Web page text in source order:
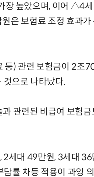
장 높았으며, 이어 △4
은 보험료 조정 효과
) 관련 보험금이 2조
으로 나타났다.
관련된 비급여 보험
세대 49만원, 3세대
률 차등 적용이 과잉